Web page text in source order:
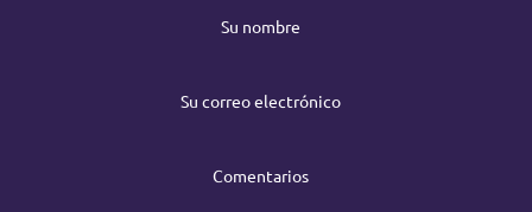
Su nombre
Su correo electrónico
Comentarios